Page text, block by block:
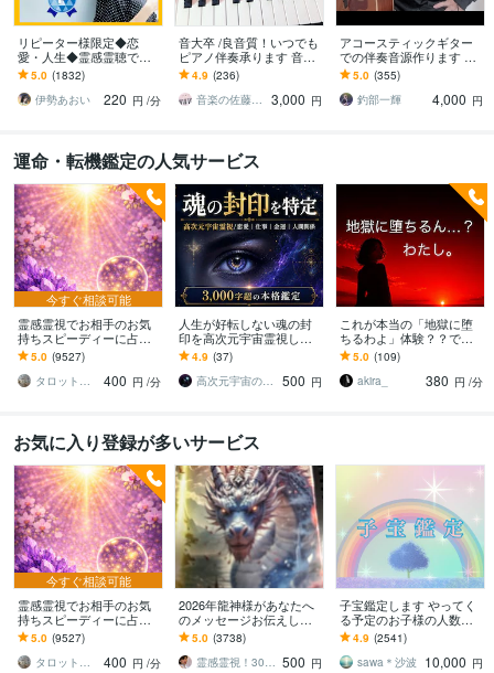
リピーター様限定◆恋
愛・人生◆霊感霊聴で占
います ◆霊感・霊聴◆恋
愛・人生総合◆ツインレ
イ◆霊視タロット◆
5.0 (1832)
伊勢あおい
220 円 /分
音大卒 /良音質！いつでも
ピアノ伴奏承ります 音源
に忠実な耳コピ可。歌っ
てみたに最適！リピータ
ー様割引あり
4.9 (236)
音楽の佐藤さん
3,000 円
アコースティックギター
での伴奏音源作ります カ
ラオケ音源では物足りな
い人！
5.0 (355)
釣部一輝
4,000 円
運命・転機鑑定の人気サービス
今すぐ相談可能
霊感霊視でお相手のお気
持ちスピーディーに占い
ます 魂と深くつながり未
来と真実を霊視で伝え祈
願させて頂きます。
5.0 (9527)
タロット占い胡蝶蘭
400 円 /分
人生が好転しない魂の封
印を高次元宇宙霊視しま
す 恋愛・仕事・金運｜3,0
00字超で根源と好転の道
を示します
4.9 (37)
高次元宇宙の預言者【テスラ】
500 円
これが本当の「地獄に堕
ちるわよ」体験？？でき
ます ✨いつまで「占いジ
プシー」続ければいい
の？？なあなたへ
5.0 (109)
akira_
380 円 /分
お気に入り登録が多いサービス
今すぐ相談可能
霊感霊視でお相手のお気
持ちスピーディーに占い
ます 魂と深くつながり未
来と真実を霊視で伝え祈
願させて頂きます。
5.0 (9527)
タロット占い胡蝶蘭
400 円 /分
2026年龍神様があなたへ
のメッセージお伝えしま
す 変転変化の暗示日本列
島も龍の形！高次元と現
実を繋げる龍神！
5.0 (3738)
霊感霊視！30年！一万人鑑定 春うららか 500 円
子宝鑑定します やってく
る予定のお子様の人数や
時期を視ます
4.9 (2541)
sawa＊沙波
10,000 円